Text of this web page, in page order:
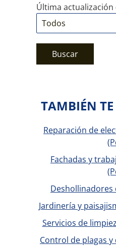
Última actualización
Buscar
TAMBIÉN TE
Reparación de
Fachadas y
Deshollinadores
Jardinería y
Servicios de
Control de plagas